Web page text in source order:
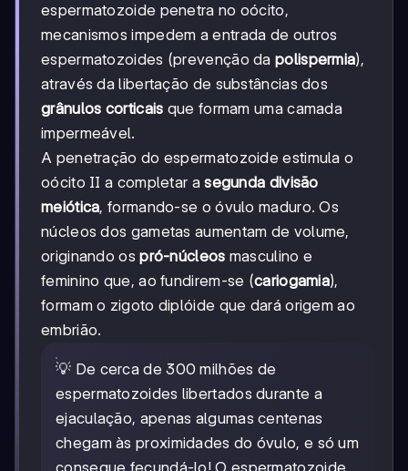
espermatozoide penetra no oócito,
mecanismos impedem a entrada de outros
espermatozoides (prevenção dapolispermia),
através da libertação de substâncias dos
grânulos corticais que formam uma camada
impermeável.
A penetração do espermatozoide estimula o
oócito II a completar asegunda divisão
meiótica, formando-se o óvulo maduro. Os
núcleos dos gametas aumentam de volume,
originando ospró-núcleos masculino e
feminino que, ao fundirem-se (cariogamia),
formam o zigoto diplóide que dará origem ao
embrião.
💡 De cerca de 300 milhões de
espermatozoides libertados durante a
ejaculação, apenas algumas centenas
chegam às proximidades do óvulo, e só um